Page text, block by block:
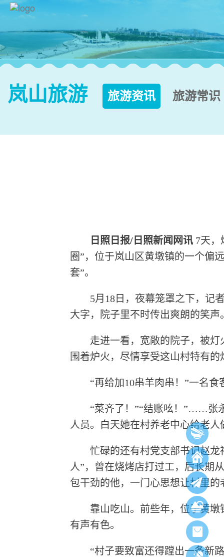
岚山旅游 旅游资讯 旅游常识
日照日报/日照新闻网讯 7天
圈”，位于岚山区黄墩镇的一个
套”。
5月18日，夜幕笼罩之下，记者
大字，院子里不时传出爽朗的笑声
走进一看，宽敞的院子，被灯
围着炉火，尽情享受这山村特有的
“再给加10串羊肉串！”一名食
“菜齐了！”“结账吆！”……张永
人员。白天她在村养老中心给老
忙碌的还有村党支部书记赵龙祥
人”，曾在烧烤店打过工，后长期
包干劲的他，一门心思想让村里
靠山吃山。前些年，位于黄墩
有声有色。
“村子要致富还得蹚出一条新路